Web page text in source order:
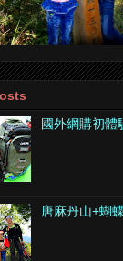
國外網購初體
唐麻丹山+蝴